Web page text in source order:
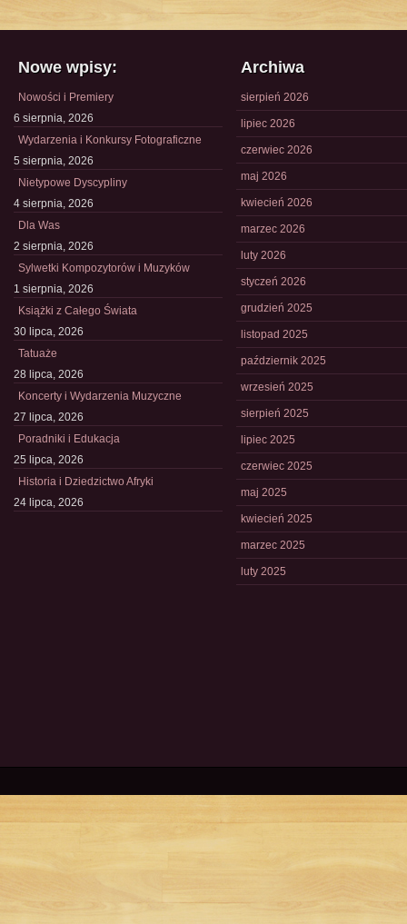
Nowe wpisy:
Nowości i Premiery
6 sierpnia, 2026
Wydarzenia i Konkursy Fotograficzne
5 sierpnia, 2026
Nietypowe Dyscypliny
4 sierpnia, 2026
Dla Was
2 sierpnia, 2026
Sylwetki Kompozytorów i Muzyków
1 sierpnia, 2026
Książki z Całego Świata
30 lipca, 2026
Tatuaże
28 lipca, 2026
Koncerty i Wydarzenia Muzyczne
27 lipca, 2026
Poradniki i Edukacja
25 lipca, 2026
Historia i Dziedzictwo Afryki
24 lipca, 2026
Archiwa
sierpień 2026
lipiec 2026
czerwiec 2026
maj 2026
kwiecień 2026
marzec 2026
luty 2026
styczeń 2026
grudzień 2025
listopad 2025
październik 2025
wrzesień 2025
sierpień 2025
lipiec 2025
czerwiec 2025
maj 2025
kwiecień 2025
marzec 2025
luty 2025